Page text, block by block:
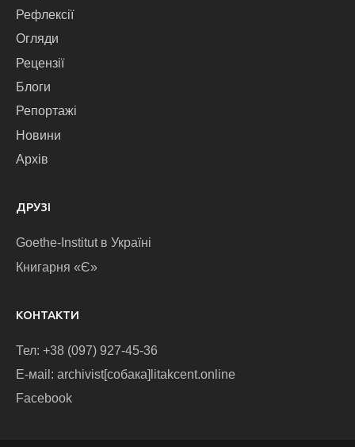
Рефлексії
Огляди
Рецензії
Блоги
Репортажі
Новини
Архів
ДРУЗІ
Goethe-Institut в Україні
Книгарня «Є»
КОНТАКТИ
Тел: +38 (097) 927-45-36
E-маіl: archivist[собака]litakcent.online
Facebook